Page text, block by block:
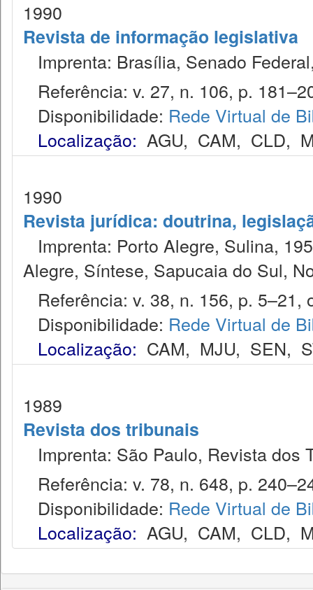
1990
Revista de informação legislativa
Imprenta: Brasília, Senado
Referência: v. 27, n. 106, p.
Disponibilidade: Rede Virtual de
Localização: AGU, CAM, CLD,
1990
Revista jurídica: doutrina,
Imprenta: Porto Alegre, Sulina,
Alegre, Síntese, Sapucaia do Sul,
Referência: v. 38, n. 156, p. 5–21,
Disponibilidade: Rede Virtual de
Localização: CAM, MJU, SEN,
1989
Revista dos tribunais
Imprenta: São Paulo, Revista dos
Referência: v. 78, n. 648, p.
Disponibilidade: Rede Virtual de
Localização: AGU, CAM, CLD,